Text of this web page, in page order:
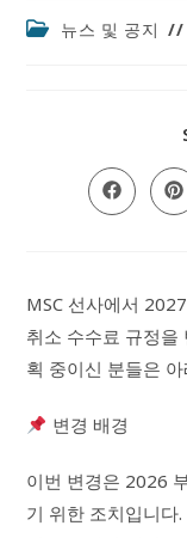
Post뉴스 및 공지
Opens
in in
MSC 선사에서
취소 수수료 규정을
획 중이신 분들은
변경 배경
이번 변경은 2026
기 위한 조치입니다